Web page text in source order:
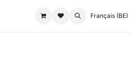
Français (BE)